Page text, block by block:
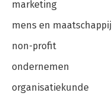
marketing
mens en maatschappij
non-profit
ondernemen
organisatiekunde